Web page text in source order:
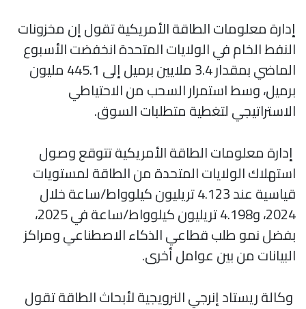
إدارة معلومات الطاقة الأمريكية تقول إن مخزونات
النفط الخام في الولايات المتحدة انخفضت الأسبوع
الماضي بمقدار 3.4 ملايين برميل إلى 445.1 مليون
برميل، وسط استمرار السحب من الاحتياطي
الاستراتيجي لتغطية متطلبات السوق.
إدارة معلومات الطاقة الأمريكية تتوقع وصول
استهلاك الولايات المتحدة من الطاقة لمستويات
قياسية عند 4.123 تريليون كيلوواط/ساعة خلال
2024، و4.198 تريليون كيلوواط/ساعة في 2025،
بفضل نمو طلب قطاعي الذكاء الاصطناعي ومراكز
البيانات من بين عوامل أخرى.
وكالة ريستاد إنرجي النرويجية لأبحاث الطاقة تقول